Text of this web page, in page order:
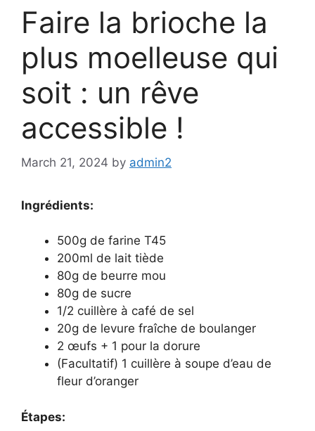
Faire la brioche la
plus moelleuse qui
soit : un rêve
accessible !
March 21, 2024 by admin2
Ingrédients:
500g de farine T45
200ml de lait tiède
80g de beurre mou
80g de sucre
1/2 cuillère à café de sel
20g de levure fraîche de boulanger
2 œufs + 1 pour la dorure
(Facultatif) 1 cuillère à soupe d’eau de
fleur d’oranger
Étapes: